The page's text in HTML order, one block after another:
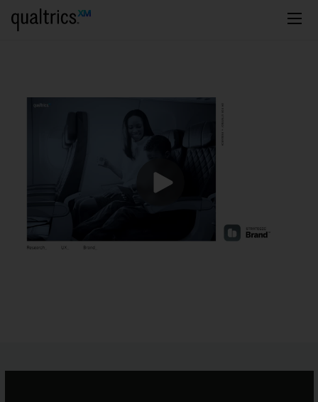
メインコンテンツにスキップ